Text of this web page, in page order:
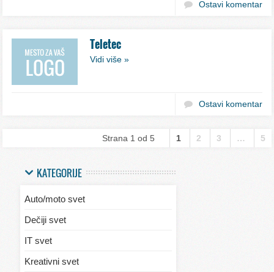
Ostavi komentar
Teletec
Vidi više »
Ostavi komentar
Strana 1 od 5 1 2 3 … 5
KATEGORIJE
Auto/moto svet
Dečiji svet
IT svet
Kreativni svet